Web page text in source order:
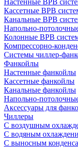
Настенные ВРВ
Кассетные ВРВ
Канальные ВРВ
Напольно-
Колонные ВРВ
Компрессорно-
Системы чиллер-
Фанкойлы
Настенные фанкойлы
Кассетные фанкойлы
Канальные фанкойлы
Напольно-
Аксессуары для
Чиллеры
С воздушным
С водяным
С выносным